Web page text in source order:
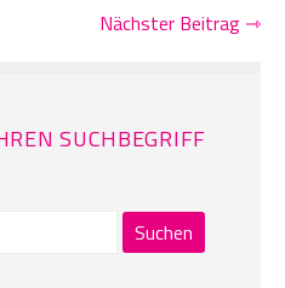
Nächster Beitrag ⇾
SUCHBEGRIFF